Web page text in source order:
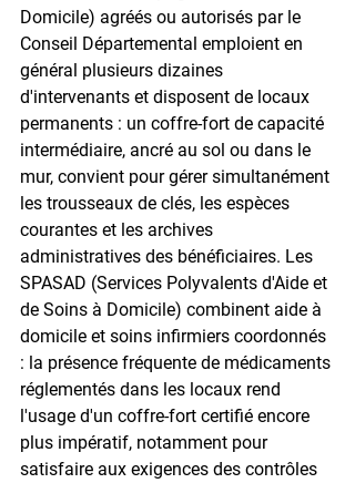
Domicile) agréés ou autorisés par le
Conseil Départemental emploient en
général plusieurs dizaines
d'intervenants et disposent de locaux
permanents : un coffre-fort de capacité
intermédiaire, ancré au sol ou dans le
mur, convient pour gérer simultanément
les trousseaux de clés, les espèces
courantes et les archives
administratives des bénéficiaires. Les
SPASAD (Services Polyvalents d'Aide et
de Soins à Domicile) combinent aide à
domicile et soins infirmiers coordonnés
: la présence fréquente de médicaments
réglementés dans les locaux rend
l'usage d'un coffre-fort certifié encore
plus impératif, notamment pour
satisfaire aux exigences des contrôles